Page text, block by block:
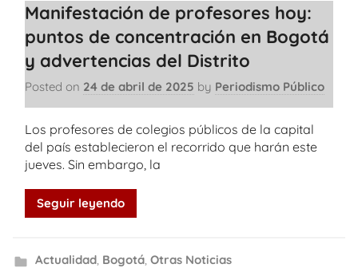
Manifestación de profesores hoy:
puntos de concentración en Bogotá
y advertencias del Distrito
Posted on 24 de abril de 2025 by Periodismo Público
Los profesores de colegios públicos de la capital
del país establecieron el recorrido que harán este
jueves. Sin embargo, la
Seguir leyendo
Actualidad, Bogotá, Otras Noticias